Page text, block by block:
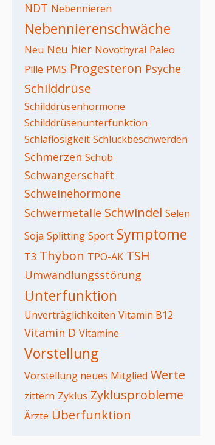
NDT Nebennieren
Nebennierenschwäche
Neu Neu hier Novothyral Paleo
Pille PMS Progesteron Psyche
Schilddrüse
Schilddrüsenhormone
Schilddrüsenunterfunktion
Schlaflosigkeit Schluckbeschwerden
Schmerzen Schub
Schwangerschaft
Schweinehormone
Schwermetalle Schwindel Selen
Soja Splitting Sport Symptome
T3 Thybon TPO-AK TSH
Umwandlungsstörung
Unterfunktion
Unverträglichkeiten Vitamin B12
Vitamin D Vitamine
Vorstellung
Vorstellung neues Mitglied Werte
zittern Zyklus Zyklusprobleme
Ärzte Überfunktion